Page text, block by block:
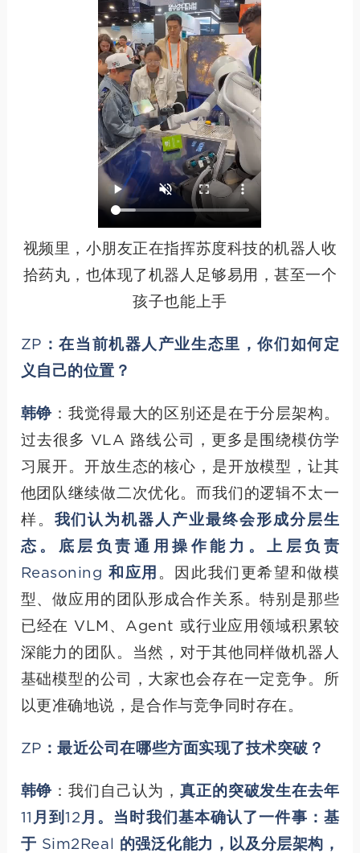
视频里，小朋友正在指挥苏度科技的机器人收
拾药丸，也体现了机器人足够易用，甚至一个
孩子也能上手
ZP：在当前机器人产业生态里，你们如何定
义自己的位置？
韩铮 ：我觉得最大的区别还是在于分层架构。
过去很多 VLA 路线公司，更多是围绕模仿学
习展开。开放生态的核心，是开放模型，让其
他团队继续做二次优化。而我们的逻辑不太一
样。 我们认为机器人产业最终会形成分层生
态。底层负责通用操作能力。上层负责
Reasoning 和应用 。因此我们更希望和做模
型、做应用的团队形成合作关系。特别是那些
已经在 VLM、Agent 或行业应用领域积累较
深能力的团队。当然，对于其他同样做机器人
基础模型的公司，大家也会存在一定竞争。所
以更准确地说，是合作与竞争同时存在。
ZP：最近公司在哪些方面实现了技术突破？
韩铮 ：我们自己认为，真正的突破发生在去年
11月到12月。当时我们基本确认了一件事：基
于 Sim2Real 的强泛化能力，以及分层架构，